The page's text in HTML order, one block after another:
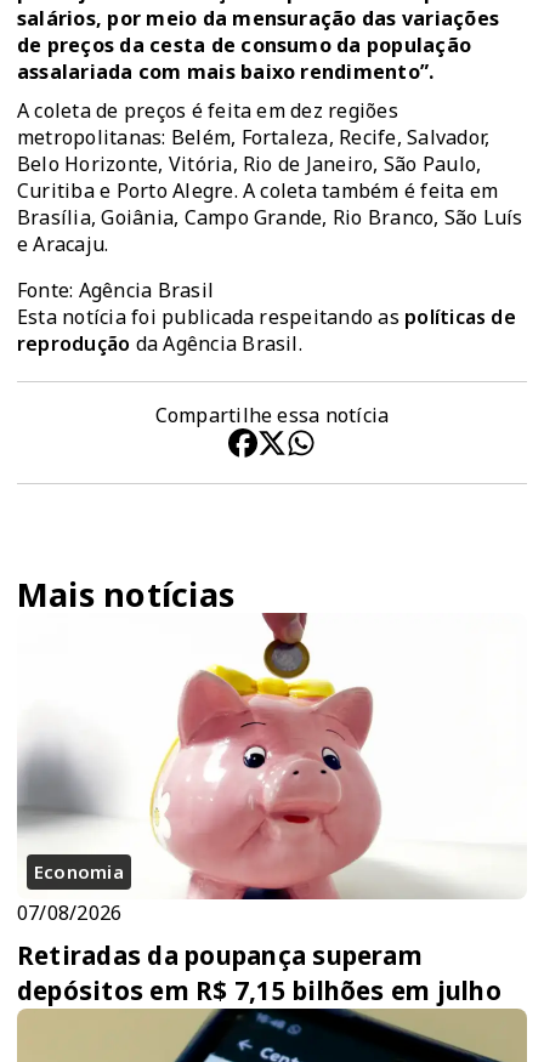
salários, por meio da mensuração das variações
de preços da cesta de consumo da população
assalariada com mais baixo rendimento”.
A coleta de preços é feita em dez regiões
metropolitanas: Belém, Fortaleza, Recife, Salvador,
Belo Horizonte, Vitória, Rio de Janeiro, São Paulo,
Curitiba e Porto Alegre. A coleta também é feita em
Brasília, Goiânia, Campo Grande, Rio Branco, São Luís
e Aracaju.
Fonte: Agência Brasil
Esta notícia foi publicada respeitando as políticas de
reprodução da Agência Brasil.
Compartilhe essa notícia
Mais notícias
Economia
07/08/2026
Retiradas da poupança superam
depósitos em R$ 7,15 bilhões em julho